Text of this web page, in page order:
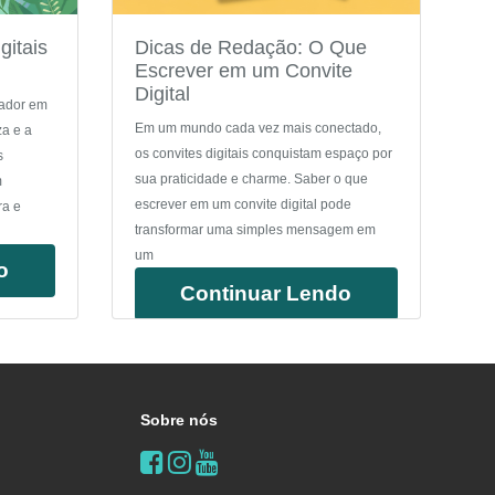
em
e a
e
Dicas de Redação: O Que
Escrever em um Convite
Digital
Em um mundo cada vez mais conectado,
os convites digitais conquistam espaço por
sua praticidade e charme. Saber o que
escrever em um convite digital pode
transformar uma simples mensagem em
um
Continuar Lendo
Sobre nós